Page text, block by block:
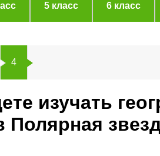
5 класс 6 класс
4
изучать
Полярная